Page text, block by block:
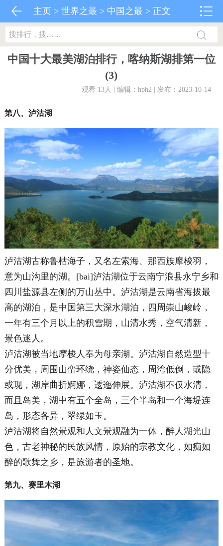
主页 >世界之最 > 中国之最 > 正文
中国十大最美湖泊排行，喀纳斯湖排第一位
(3)
观看 13人 | 编辑：hph2 | 发布：2023-10-14
第八、泸沽湖
泸沽湖古称鲁枯海子，又名左索海、那西族摩梭羽，
意为山沟里的湖。[bai]泸沽湖位于云南宁浪县永宁乡和
四川盐源县左侧的万山丛中。泸沽湖是云南省海拔最
高的湖泊，是中国第三大深水湖泊，四周崇山峻岭，
一年有三个月以上的积雪期，山清水秀，空气清新，
景色迷人。
泸沽湖被当地摩梭人奉为母亲湖。泸沽湖自然造型十
分优美，周围山峦环绕，神姿仙态，周湾低倒，或隐
或现，湖岸曲折婀娜，逶迤伸展。泸沽湖不仅水清，
而且岛美，湖中有五个全岛，三个半岛和一个海堤连
岛，形态各异，翠绿如玉。
泸沽湖将自然景观和人文景观融为一体，醉人湖光山
色，古老神秘的民族风情，原始的宗教文化，如痴如
醉的歌舞之乡，是旅游者的圣地。
第九、赛里木湖